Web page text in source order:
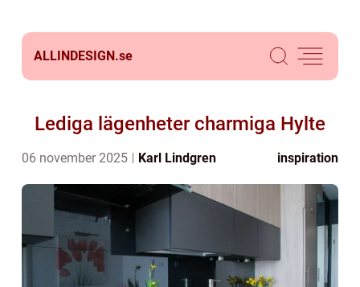
ALLINDESIGN.se
Lediga lägenheter charmiga Hylte
06 november 2025 Karl Lindgren inspiration